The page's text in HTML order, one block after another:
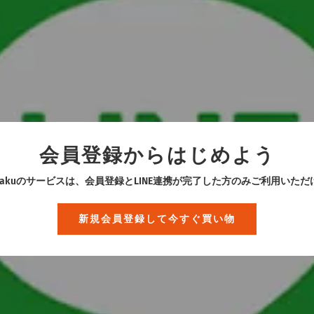
会員登録からはじめよう
のサービスは、会員登録とLINE連携が完了した方のみご利用いただ
新規会員登録して今すぐ買い物